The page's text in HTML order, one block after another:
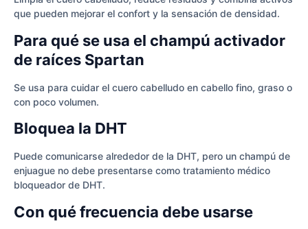
que pueden mejorar el confort y la sensación de densidad.
Para qué se usa el champú activador
de raíces Spartan
Se usa para cuidar el cuero cabelludo en cabello fino, graso o
con poco volumen.
Bloquea la DHT
Puede comunicarse alrededor de la DHT, pero un champú de
enjuague no debe presentarse como tratamiento médico
bloqueador de DHT.
Con qué frecuencia debe usarse